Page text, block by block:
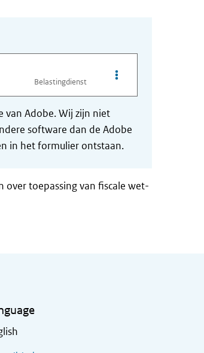
Belastingdienst
Opties van bestand
van Adobe. Wij zijn niet
software dan de Adobe
in het formulier ontstaan.
over toepassing van fiscale wet-